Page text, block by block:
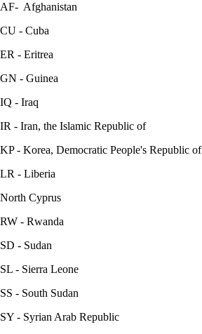
AF- Afghanistan
CU - Cuba
ER - Eritrea
GN - Guinea
IQ - Iraq
IR - Iran, the Islamic Republic of
KP - Korea, Democratic People's Republic of
LR - Liberia
North Cyprus
RW - Rwanda
SD - Sudan
SL - Sierra Leone
SS - South Sudan
SY - Syrian Arab Republic